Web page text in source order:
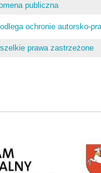
publiczna
ochronie autorsko-
prawa zastrzeżone